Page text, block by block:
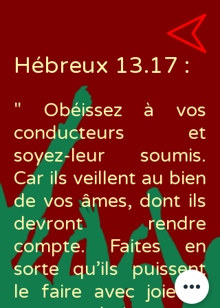
Hébreux 13.17 :
" Obéissez à vos
conducteurs et
soyez-leur soumis.
Car ils veillent au bien
de vos âmes, dont ils
devront rendre
compte. Faites en
sorte qu’ils puissent
le faire avec joie et